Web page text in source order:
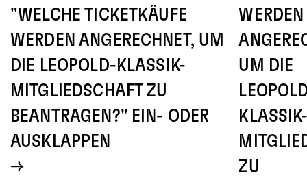
WERDEN
UM DIE
ZU
"WELCHE TICKETKÄUFE
WERDEN ANGERECHNET, UM
DIE LEOPOLD-KLASSIK-
MITGLIEDSCHAFT ZU
BEANTRAGEN?" EIN- ODER
AUSKLAPPEN